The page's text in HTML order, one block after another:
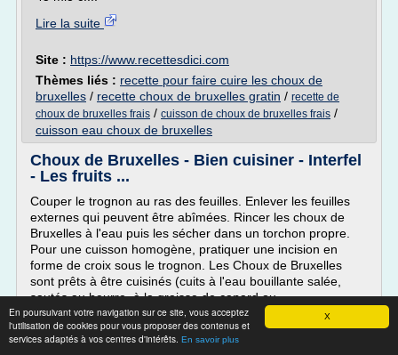
X
En poursuivant votre navigation sur ce site, vous acceptez
l'utilisation de cookies pour vous proposer des contenus et
services adaptés à vos centres d'intérêts. En savoir plus
Lire la suite
Site : https://www.recettesdici.com
Thèmes liés : recette pour faire cuire les choux de
bruxelles / recette choux de bruxelles gratin / recette de
choux de bruxelles frais / cuisson de choux de bruxelles frais /
cuisson eau choux de bruxelles
Choux de Bruxelles - Bien cuisiner - Interfel
- Les fruits ...
Couper le trognon au ras des feuilles. Enlever les feuilles
externes qui peuvent être abîmées. Rincer les choux de
Bruxelles à l'eau puis les sécher dans un torchon propre.
Pour une cuisson homogène, pratiquer une incision en
forme de croix sous le trognon. Les Choux de Bruxelles
sont prêts à être cuisinés (cuits à l'eau bouillante salée,
sautés au beurre, à la graisse de canard ou...
Lire la suite